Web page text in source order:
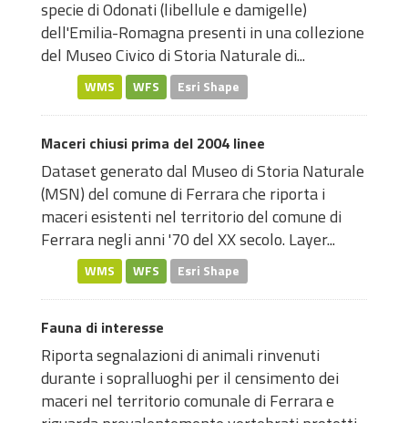
specie di Odonati (libellule e damigelle)
dell'Emilia-Romagna presenti in una collezione
del Museo Civico di Storia Naturale di...
WMS WFS Esri Shape
Maceri chiusi prima del 2004 linee
Dataset generato dal Museo di Storia Naturale
(MSN) del comune di Ferrara che riporta i
maceri esistenti nel territorio del comune di
Ferrara negli anni '70 del XX secolo. Layer...
WMS WFS Esri Shape
Fauna di interesse
Riporta segnalazioni di animali rinvenuti
durante i sopralluoghi per il censimento dei
maceri nel territorio comunale di Ferrara e